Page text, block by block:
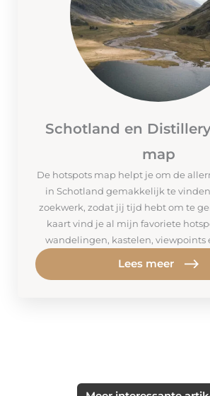
Schotland en
map
De hotspots map helpt je om de
in Schotland gemakkelijk te
zoekwerk, zodat jij tijd hebt om te
kaart vind je al mijn favoriete
wandelingen, kastelen, viewpoints
Lees meer